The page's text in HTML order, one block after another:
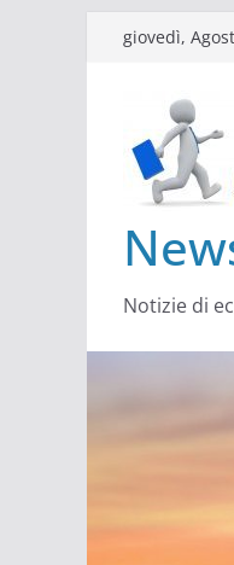
Salta
contenuto
giovedì,
Notizie di